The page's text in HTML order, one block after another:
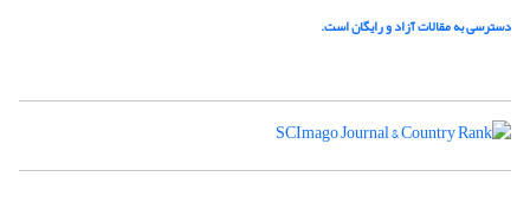
دسترسی به مقالات آزاد و رایگان است.